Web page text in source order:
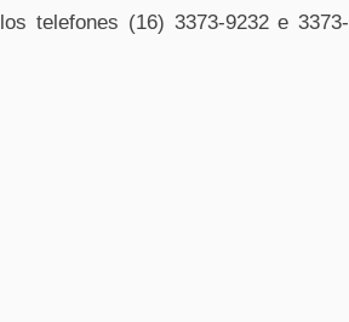
telefones (16) 3373-9232 e 3373-